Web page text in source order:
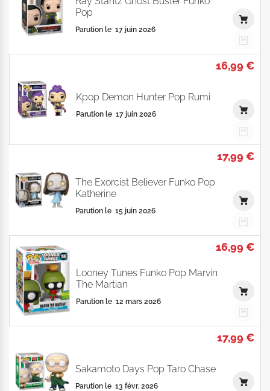
Pop
Parution le 17 juin 2026
16,99 €
Kpop Demon Hunter Pop Rumi
Parution le 17 juin 2026
17,99 €
The Exorcist Believer Funko Pop
Katherine
Parution le 15 juin 2026
16,99 €
Looney Tunes Funko Pop Marvin
The Martian
Parution le 12 mars 2026
17,99 €
Sakamoto Days Pop Taro Chase
Parution le 13 févr. 2026